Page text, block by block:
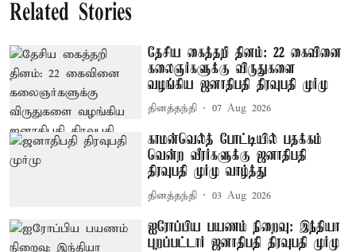
Related Stories
தேசிய கைத்தறி தினம்: 22 கைவினை
கலைஞர்களுக்கு விருதுகளை
வழங்கிய ஜனாதிபதி திரவுபதி முர்மு
தினத்தந்தி 07 Aug 2026
காமன்வெல்த் போட்டியில் பதக்கம்
வென்ற வீரர்களுக்கு ஜனாதிபதி
திரவுபதி முர்மு வாழ்த்து
தினத்தந்தி 03 Aug 2026
ஐரோப்பிய பயணம் நிறைவு: இந்தியா
புறப்பட்டார் ஜனாதிபதி திரவுபதி முர்மு